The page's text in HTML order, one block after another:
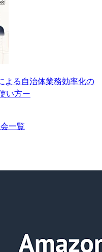
よる自治体業務効率化の
い方ー
一覧